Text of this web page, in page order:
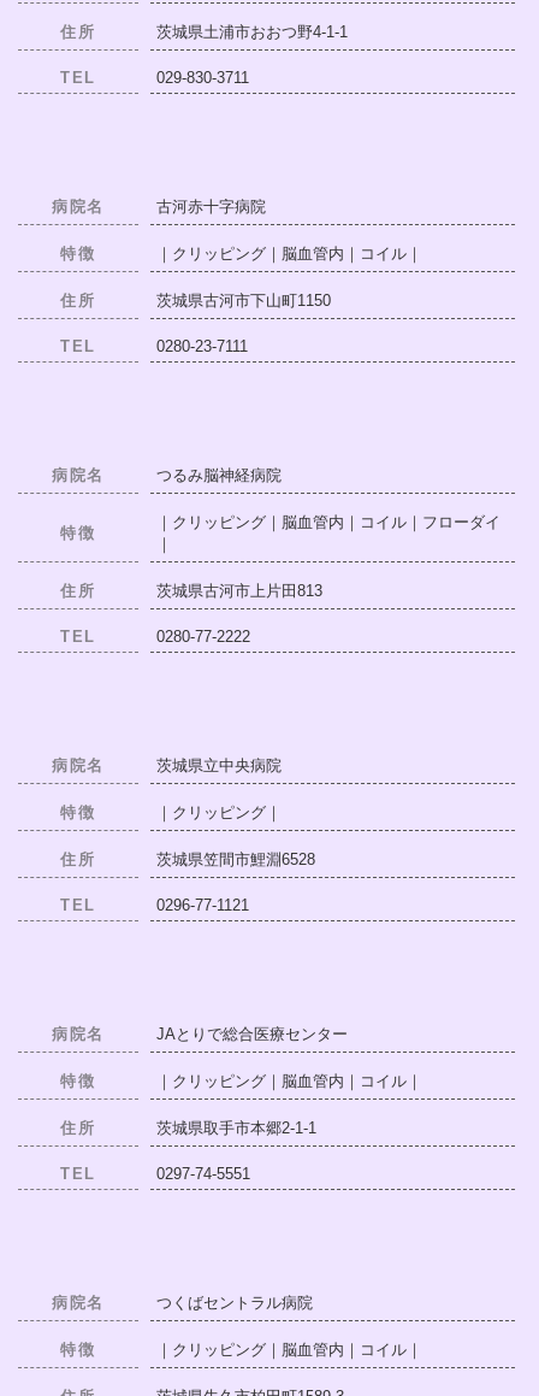
住所 茨城県土浦市おおつ野4-1-1
TEL 029-830-3711
病院名 古河赤十字病院
特徴 ｜クリッピング｜脳血管内｜コイル｜
住所 茨城県古河市下山町1150
TEL 0280-23-7111
病院名 つるみ脳神経病院
特徴
｜クリッピング｜脳血管内｜コイル｜フローダイ
｜
住所 茨城県古河市上片田813
TEL 0280-77-2222
病院名 茨城県立中央病院
特徴 ｜クリッピング｜
住所 茨城県笠間市鯉淵6528
TEL 0296-77-1121
病院名 JAとりで総合医療センター
特徴 ｜クリッピング｜脳血管内｜コイル｜
住所 茨城県取手市本郷2-1-1
TEL 0297-74-5551
病院名 つくばセントラル病院
特徴 ｜クリッピング｜脳血管内｜コイル｜